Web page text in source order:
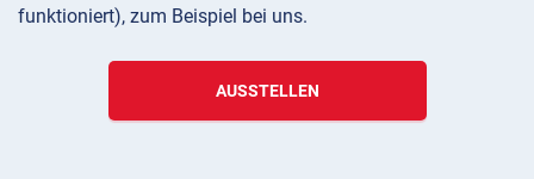
funktioniert), zum Beispiel bei uns.
AUSSTELLEN